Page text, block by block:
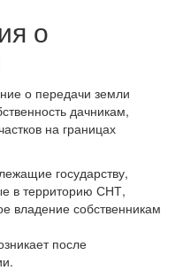
о
о передачи земли
дачникам,
на границах
государству,
в территорию СНТ,
владение собственникам
после